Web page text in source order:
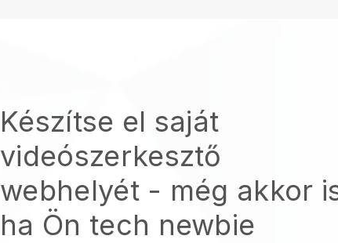
Készítse el saját
videószerkesztő
webhelyét - még akkor
ha Ön tech newbie